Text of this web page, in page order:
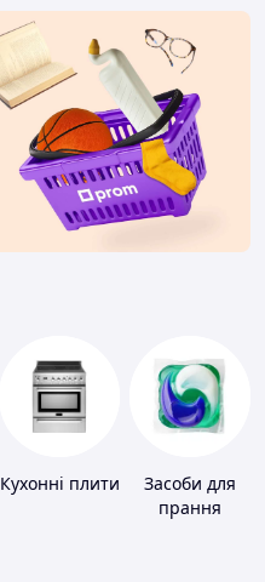
Кухонні плити
Засоби для
прання